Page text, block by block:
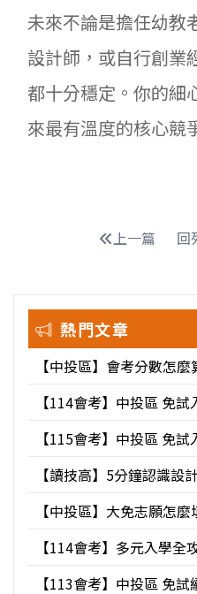
未來不論是擔任幼教
設計師，或自行創業
都十分穩定。你的細
來最有溫度的核心競
上一篇 回
熱門文章
【中投區】會考分數怎麼
【114會考】中投區 免
【115會考】中投區 免
【讀技高】5分鐘認識設
【中投區】大免志願怎
【114會考】多元入學
【113會考】中投區 免